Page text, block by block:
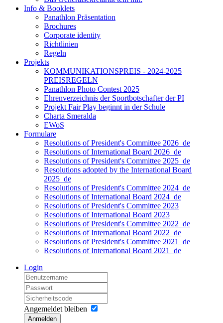
Info & Booklets
Panathlon Präsentation
Brochures
Corporate identity
Richtlinien
Regeln
Projekts
KOMMUNIKATIONSPREIS - 2024-2025
PREISREGELN
Panathlon Photo Contest 2025
Ehrenverzeichnis der Sportbotschafter der PI
Projekt Fair Play beginnt in der Schule
Charta Smeralda
EWoS
Formulare
Resolutions of President's Committee 2026_de
Resolutions of International Board 2026_de
Resolutions of President's Committee 2025_de
Resolutions adopted by the International Board
2025_de
Resolutions of President's Committee 2024_de
Resolutions of International Board 2024_de
Resolutions of President's Committee 2023
Resolutions of International Board 2023
Resolutions of President's Committee 2022_de
Resolutions of International Board 2022_de
Resolutions of President's Committee 2021_de
Resolutions of International Board 2021_de
Login
Angemeldet bleiben
Anmelden